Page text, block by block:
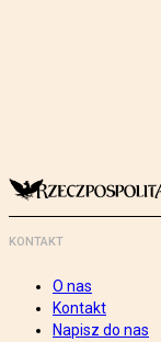
KONTAKT
O nas
Kontakt
Napisz do nas